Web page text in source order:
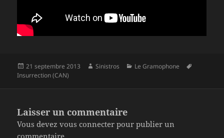
Publié
le
21 septembre 2013 Auteur
Sinistros Catégories
Le Gramophone
Insurrection (CAN)
Laisser un commentaire
Vous devezvous connecter pour publier un
commentaire.